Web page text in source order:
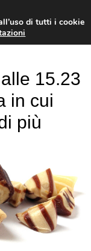
15.23
in cui
più
di tutti i cookie